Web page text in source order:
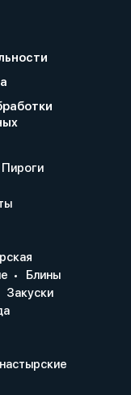
Пироги
Блины
Закуски